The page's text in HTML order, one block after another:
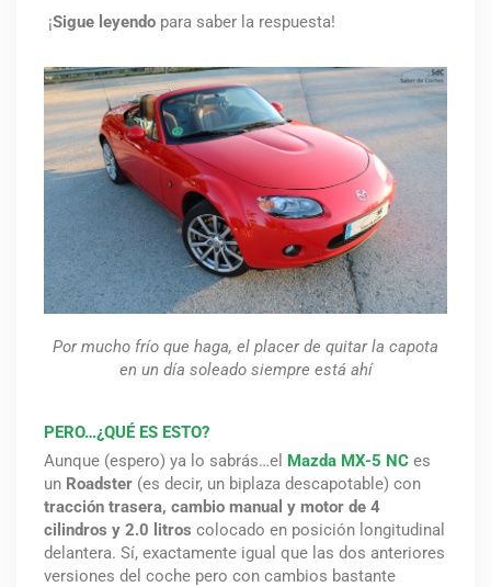
¡Sigue leyendo para saber la respuesta!
Por mucho frío que haga, el placer de quitar la capota
en un día soleado siempre está ahí
PERO…¿QUÉ ES ESTO?
Aunque (espero) ya lo sabrás…el Mazda MX-5 NC es
un Roadster (es decir, un biplaza descapotable) con
tracción trasera, cambio manual y motor de 4
cilindros y 2.0 litros colocado en posición longitudinal
delantera. Sí, exactamente igual que las dos anteriores
versiones del coche pero con cambios bastante